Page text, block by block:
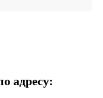
адресу: